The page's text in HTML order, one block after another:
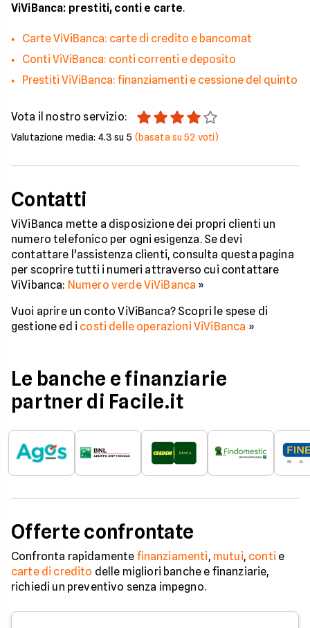
ViViBanca: prestiti, conti e carte.
Carte ViViBanca: carte di credito e bancomat
Conti ViViBanca: conti correnti e deposito
Prestiti ViViBanca: finanziamenti e cessione del quinto
Vota il nostro servizio:
Valutazione media: 4.3 su 5 (basata su52 voti)
Contatti
ViViBanca mette a disposizione dei propri clienti un
numero telefonico per ogni esigenza. Se devi
contattare l'assistenza clienti, consulta questa pagina
per scoprire tutti i numeri attraverso cui contattare
ViVibanca: Numero verde ViViBanca »
Vuoi aprire un conto ViViBanca? Scopri le spese di
gestione ed i costi delle operazioni ViViBanca »
Le banche e finanziarie
partner di Facile.it
Offerte confrontate
Confronta rapidamente finanziamenti, mutui, conti e
carte di credito delle migliori banche e finanziarie,
richiedi un preventivo senza impegno.